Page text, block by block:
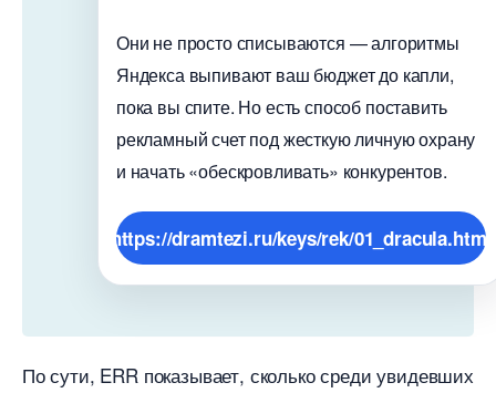
Они не просто списываются — алгоритмы
Яндекса выпивают ваш бюджет до капли,
пока вы спите. Но есть способ поставить
рекламный счет под жесткую личную охрану
и начать «обескровливать» конкурентов.
https://dramtezi.ru/keys/rek/01_dracula.html
По сути, ERR показывает, сколько среди увидевших